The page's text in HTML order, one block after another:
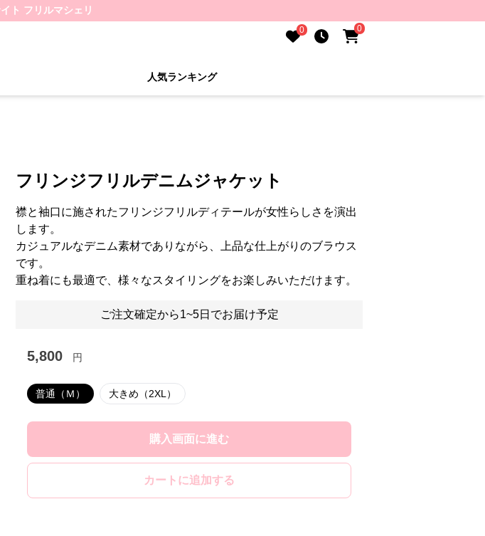
ト フリルマシェリ
0 0
人気ランキング
slide
フリンジフリルデニムジャケット
襟と袖口に施されたフリンジフリルディテールが女性らしさを演出
します。
カジュアルなデニム素材でありながら、上品な仕上がりのブラウス
です。
重ね着にも最適で、様々なスタイリングをお楽しみいただけます。
ご注文確定から1~5日でお届け予定
5,800 円
普通（Ｍ） 大きめ（2XL）
購入画面に進む
カートに追加する